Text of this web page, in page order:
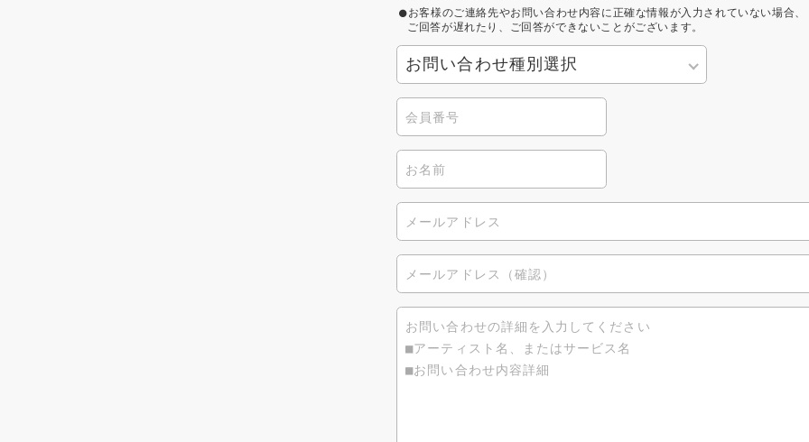
お客様のご連絡先やお問い合わせ内容に正確な情報が入力されていない場合、
ご回答が遅れたり、ご回答ができないことがございます。